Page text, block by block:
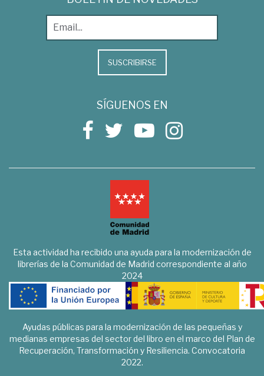
SUSCRIBIRSE
SÍGUENOS EN
Esta actividad ha recibido una ayuda para la modernización de
librerías de la Comunidad de Madrid correspondiente al año
2024
Ayudas públicas para la modernización de las pequeñas y
medianas empresas del sector del libro en el marco del Plan de
Recuperación, Transformación y Resiliencia. Convocatoria
2022.